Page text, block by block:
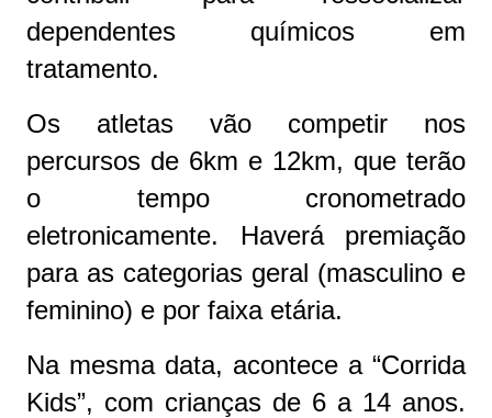
dependentes químicos em
tratamento.
Os atletas vão competir nos
percursos de 6km e 12km, que terão
o tempo cronometrado
eletronicamente. Haverá premiação
para as categorias geral (masculino e
feminino) e por faixa etária.
Na mesma data, acontece a “Corrida
Kids”, com crianças de 6 a 14 anos.